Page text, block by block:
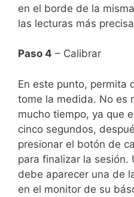
en el borde de la
las lecturas más
Paso 4 – Calibrar
En este punto, permita
tome la medida. No es
mucho tiempo, ya que
cinco segundos,
presionar el botón de
para finalizar la sesión.
debe aparecer una de
en el monitor de su